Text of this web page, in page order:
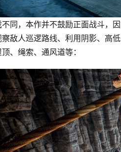
同，本作并不鼓励正面战斗，
敌人巡逻路线、利用阴影、高
、绳索、通风道等：